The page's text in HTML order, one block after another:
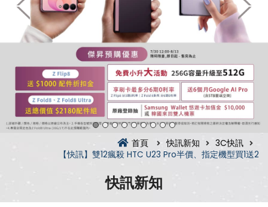
首頁 快訊新知
3C快訊
【快訊】雙12瘋殺 HTC U23 Pro半價、指定機型買1送2
快訊新知